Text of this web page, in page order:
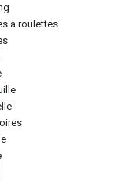
à roulettes